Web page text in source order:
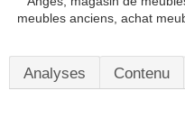
meubles anciens, achat
Analyses Contenu